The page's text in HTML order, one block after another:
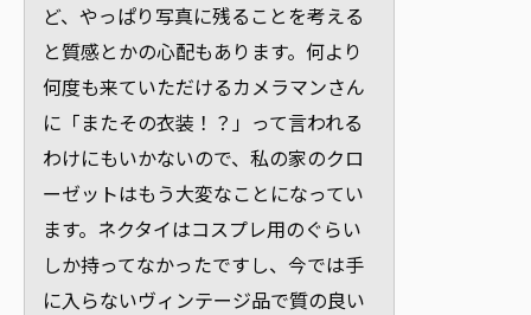
ど、やっぱり写真に残ることを考える
と質感とかの心配もあります。何より
何度も来ていただけるカメラマンさん
に「またその衣装！？」って言われる
わけにもいかないので、私の家のクロ
ーゼットはもう大変なことになってい
ます。ネクタイはコスプレ用のぐらい
しか持ってなかったですし、今では手
に入らないヴィンテージ品で質の良い